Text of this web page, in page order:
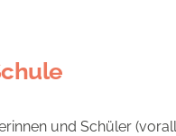
und Schüler